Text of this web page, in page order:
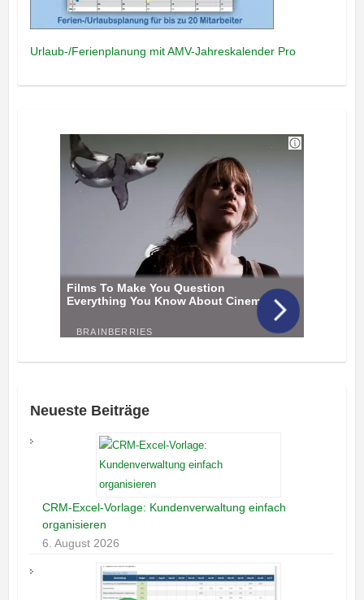
Urlaub-/Ferienplanung mit AMV-Jahreskalender Pro
Neueste Beiträge
CRM-Excel-Vorlage: Kundenverwaltung einfach
organisieren
6. August 2026